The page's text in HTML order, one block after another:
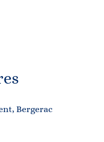
Bergerac